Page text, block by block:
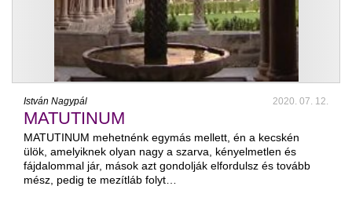
István Nagypál 2020. 07. 12.
MATUTINUM
MATUTINUM mehetnénk egymás mellett, én a kecskén
ülök, amelyiknek olyan nagy a szarva, kényelmetlen és
fájdalommal jár, mások azt gondolják elfordulsz és tovább
mész, pedig te mezítláb folyt…